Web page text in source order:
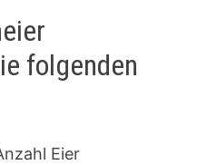
folgenden
Eier